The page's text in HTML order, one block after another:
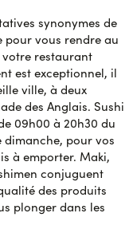
AVIS VÉRIFIÉ
AVIS VÉRIFIÉ
AVIS VÉRIFIÉ
synonymes de
pour vous rendre au
restaurant
est exceptionnel, il
ville, à deux
des Anglais. Sushi
09h00 à 20h30 du
dimanche, pour vos
à emporter. Maki,
conjuguent
des produits
plonger dans les